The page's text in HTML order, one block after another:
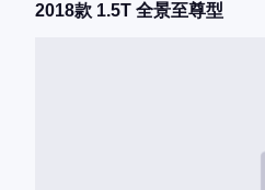
2018款 1.5T 全景至尊型